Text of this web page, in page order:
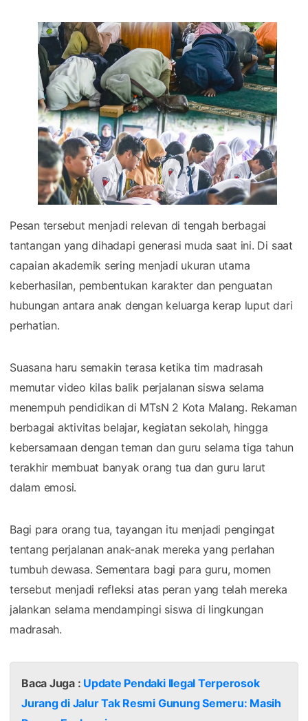
Pesan tersebut menjadi relevan di tengah berbagai
tantangan yang dihadapi generasi muda saat ini. Di saat
capaian akademik sering menjadi ukuran utama
keberhasilan, pembentukan karakter dan penguatan
hubungan antara anak dengan keluarga kerap luput dari
perhatian.
Suasana haru semakin terasa ketika tim madrasah
memutar video kilas balik perjalanan siswa selama
menempuh pendidikan di MTsN 2 Kota Malang. Rekaman
berbagai aktivitas belajar, kegiatan sekolah, hingga
kebersamaan dengan teman dan guru selama tiga tahun
terakhir membuat banyak orang tua dan guru larut
dalam emosi.
Bagi para orang tua, tayangan itu menjadi pengingat
tentang perjalanan anak-anak mereka yang perlahan
tumbuh dewasa. Sementara bagi para guru, momen
tersebut menjadi refleksi atas peran yang telah mereka
jalankan selama mendampingi siswa di lingkungan
madrasah.
Baca Juga : Update Pendaki Ilegal Terperosok
Jurang di Jalur Tak Resmi Gunung Semeru: Masih